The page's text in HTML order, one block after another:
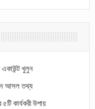
একাউন্ট খুলুন
আসল তথ্য
কার্যকরী উপায়